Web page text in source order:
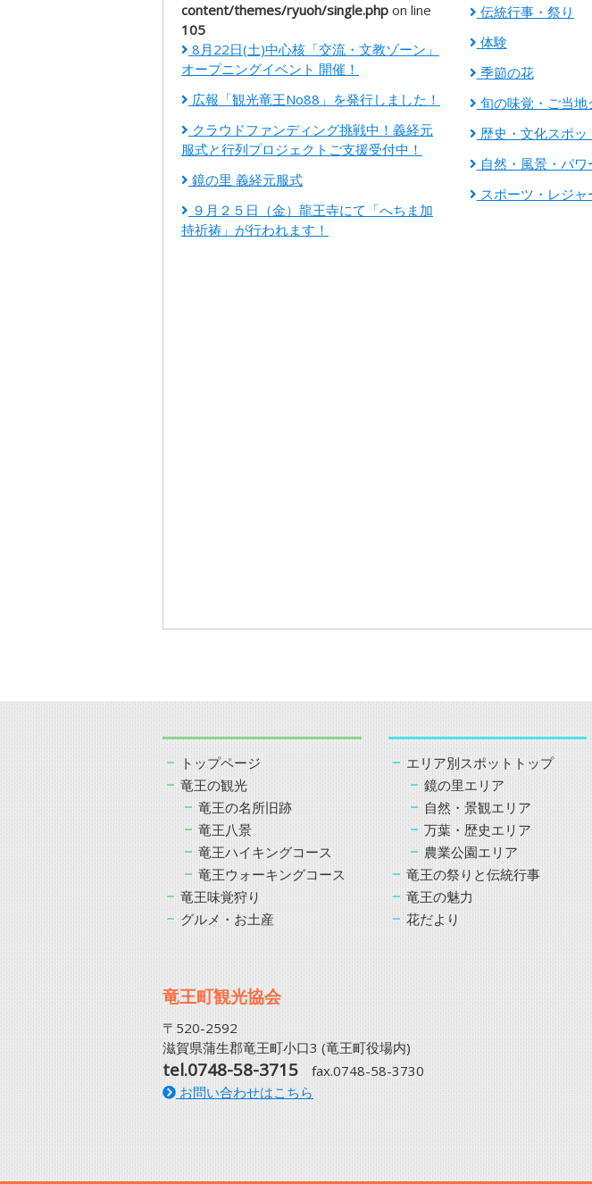
content/themes/ryuoh/single.php on line
105
8月22日(土)中心核「交流・文教ゾーン」
オープニングイベント 開催！
広報「観光竜王No88」を発行しました！
クラウドファンディング挑戦中！義経元
服式と行列プロジェクトご支援受付中！
鏡の里 義経元服式
９月２５日（金）龍王寺にて「へちま加
持祈祷」が行われます！
伝統行事・祭り
体験
季節の花
旬の味覚・ご当地
歴史・文化スポッ
自然・風景・パワ
スポーツ・レジャ
トップページ
竜王の観光
竜王の名所旧跡
竜王八景
竜王ハイキングコース
竜王ウォーキングコース
竜王味覚狩り
グルメ・お土産
エリア別スポットトップ
鏡の里エリア
自然・景観エリア
万葉・歴史エリア
農業公園エリア
竜王の祭りと伝統行事
竜王の魅力
花だより
竜王町観光協会
〒520-2592
滋賀県蒲生郡竜王町小口3 (竜王町役場内)
tel.0748-58-3715 fax.0748-58-3730
お問い合わせはこちら